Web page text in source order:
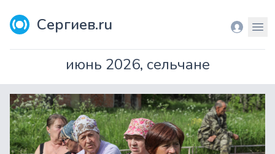
Сергиев.ru Вход
июнь 2026, сельчане